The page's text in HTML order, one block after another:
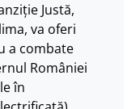
Justă,
va oferi
a combate
României
în